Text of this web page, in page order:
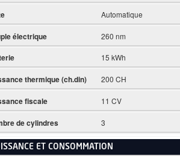
Automatique
électrique 260 nm
15 kWh
thermique (ch.din) 200 CH
fiscale 11 CV
de cylindres 3
ET CONSOMMATION